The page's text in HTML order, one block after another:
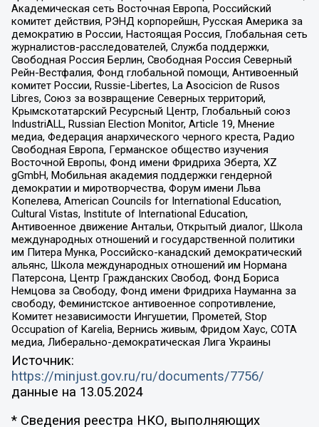
Академическая сеть Восточная Европа, Российский
комитет действия, РЭНД корпорейшн, Русская Америка за
демократию в России, Настоящая Россия, Глобальная сеть
журналистов-расследователей, Служба поддержки,
Свободная Россия Берлин, Свободная Россия Северный
Рейн-Вестфалия, Фонд глобальной помощи, Антивоенный
комитет России, Russie-Libertes, La Asocicion de Rusos
Libres, Союз за возвращение Северных территорий,
Крымскотатарский Ресурсный Центр, Глобальный союз
IndustriALL, Russian Election Monitor, Article 19, Мнение
медиа, Федерация анархического черного креста, Радио
Свободная Европа, Германское общество изучения
Восточной Европы, Фонд имени Фридриха Эберта, XZ
gGmbH, Мобильная академия поддержки гендерной
демократии и миротворчества, Форум имени Льва
Копелева, American Councils for International Education,
Cultural Vistas, Institute of International Education,
Антивоенное движение Антальи, Открытый диалог, Школа
международных отношений и государственной политики
им Питера Мунка, Российско-канадский демократический
альянс, Школа международных отношений им Нормана
Патерсона, Центр Гражданских Свобод, Фонд Бориса
Немцова за Свободу, Фонд имени Фридриха Науманна за
свободу, Феминистское антивоенное сопротивление,
Комитет независимости Ингушетии, Прометей, Stop
Occupation of Karelia, Вернись живым, Фридом Хаус, СОТА
медиа, Либерально-демократическая Лига Украины
Источник:
https://minjust.gov.ru/ru/documents/7756/
данные на 13.05.2024
* Сведения реестра НКО, выполняющих